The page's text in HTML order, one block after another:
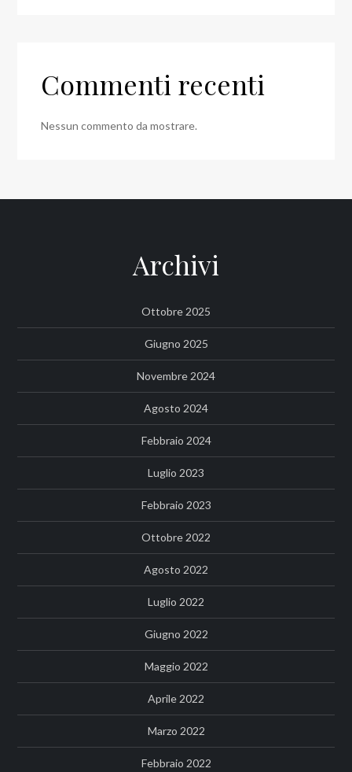
Commenti recenti
Nessun commento da mostrare.
Archivi
Ottobre 2025
Giugno 2025
Novembre 2024
Agosto 2024
Febbraio 2024
Luglio 2023
Febbraio 2023
Ottobre 2022
Agosto 2022
Luglio 2022
Giugno 2022
Maggio 2022
Aprile 2022
Marzo 2022
Febbraio 2022